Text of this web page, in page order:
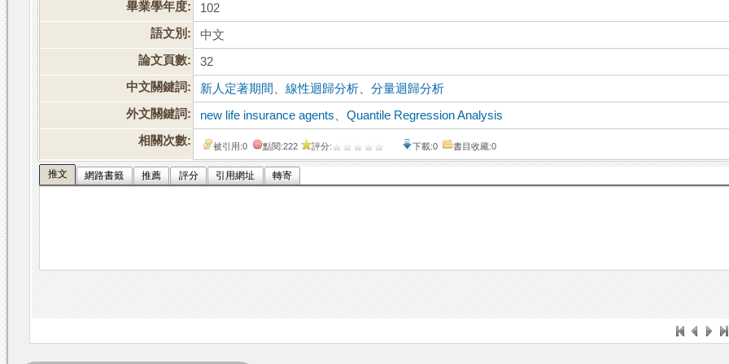
畢業學年度:
102
語文別:
中文
論文頁數:
32
中文關鍵詞:
新人定著期間 、線性迴歸分析 、分量迴歸分析
外文關鍵詞:
new life insurance agents 、Quantile Regression Analysis
相關次數:
被引用:0 點閱:222 評分: 下載:0 書目收藏:0
推文 網路書籤 推薦 評分 引用網址 轉寄